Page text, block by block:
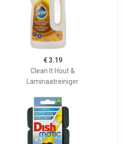
€ 3.19
Clean It Hout &
Laminaatreiniger